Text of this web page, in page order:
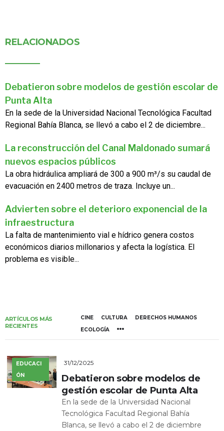
RELACIONADOS
Debatieron sobre modelos de gestión escolar de
Punta Alta
En la sede de la Universidad Nacional Tecnológica Facultad
Regional Bahía Blanca, se llevó a cabo el 2 de diciembre...
La reconstrucción del Canal Maldonado sumará
nuevos espacios públicos
La obra hidráulica ampliará de 300 a 900 m³/s su caudal de
evacuación en 2400 metros de traza. Incluye un...
Advierten sobre el deterioro exponencial de la
infraestructura
La falta de mantenimiento vial e hídrico genera costos
económicos diarios millonarios y afecta la logística. El
problema es visible...
ARTÍCULOS MÁS
RECIENTES
CINE CULTURA
DERECHOS HUMANOS
ECOLOGÍA
EDUCACI
ÓN
31/12/2025
Debatieron sobre modelos de
gestión escolar de Punta Alta
En la sede de la Universidad Nacional
Tecnológica Facultad Regional Bahía
Blanca, se llevó a cabo el 2 de diciembre